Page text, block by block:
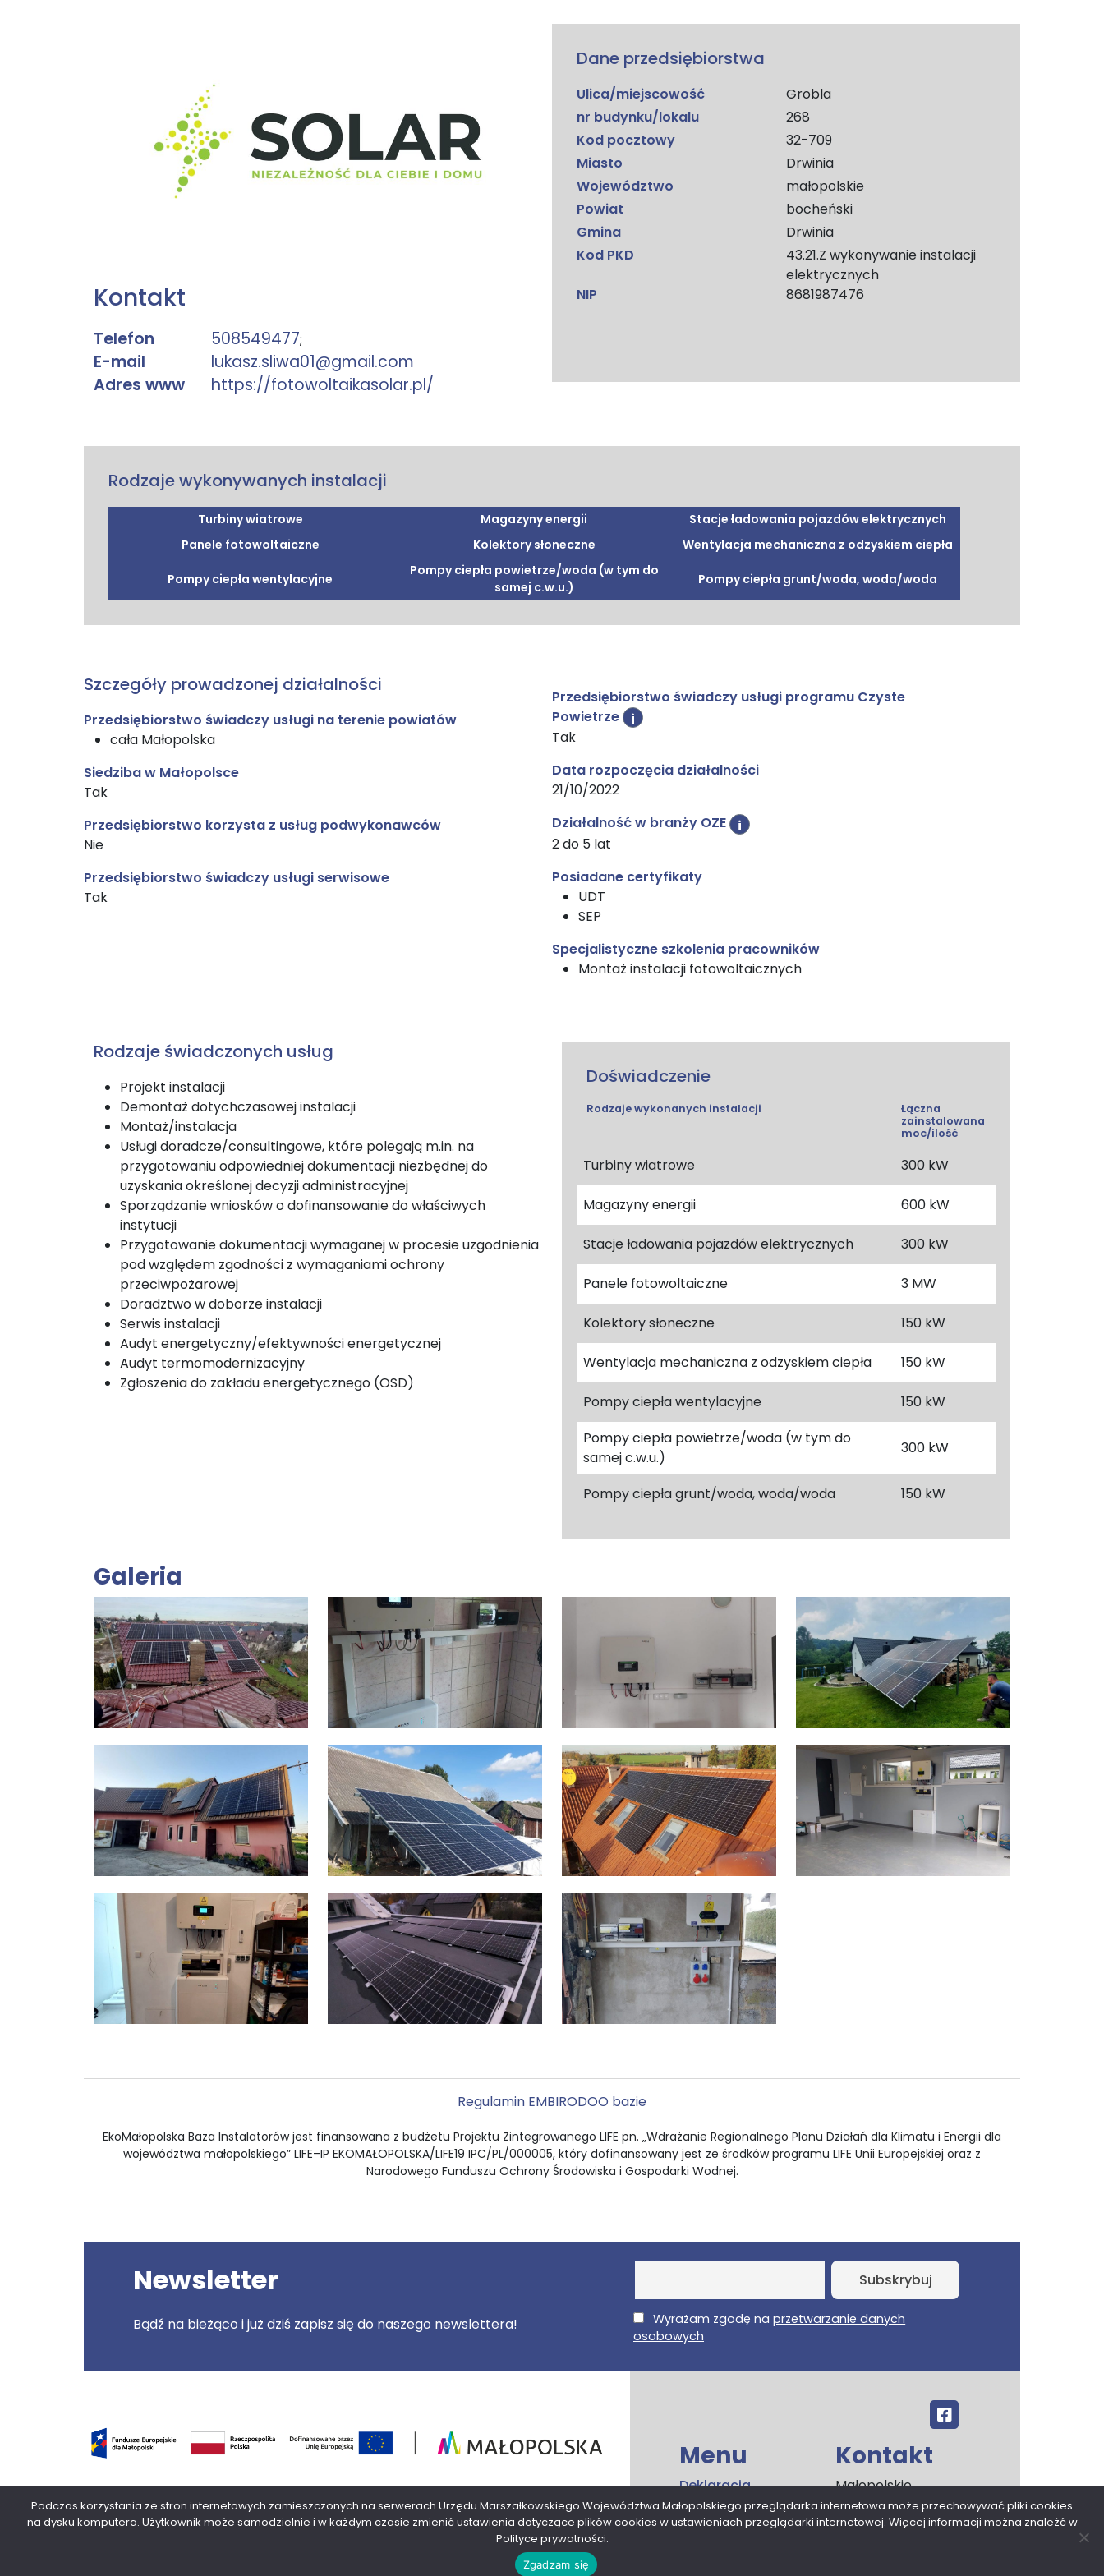
Kontakt
Telefon 508549477;
E-mail
lukasz.sliwa01@gmail.com
Adres www
https://fotowoltaikasolar.pl/
Dane przedsiębiorstwa
Ulica/miejscowość
Grobla
nr budynku/lokalu
268
Kod pocztowy
32-709
Miasto
Drwinia
Województwo
małopolskie
Powiat
bocheński
Gmina
Drwinia
Kod PKD
43.21.Z wykonywanie instalacji
elektrycznych
NIP
8681987476
Rodzaje wykonywanych instalacji
Turbiny wiatrowe Magazyny energii
Stacje ładowania pojazdów elektrycznych
Panele fotowoltaiczne
Kolektory słoneczne Wentylacja mechaniczna z odzyskiem ciepła
Pompy ciepła wentylacyjne
Pompy ciepła powietrze/woda (w tym do
samej c.w.u.)
Pompy ciepła grunt/woda, woda/woda
Szczegóły prowadzonej działalności
Przedsiębiorstwo świadczy usługi na terenie powiatów
cała Małopolska
Siedziba w Małopolsce
Tak
Przedsiębiorstwo korzysta z usług podwykonawców
Nie
Przedsiębiorstwo świadczy usługi serwisowe
Tak
Przedsiębiorstwo świadczy usługi programu Czyste
Powietrze
i
Tak
Data rozpoczęcia działalności
21/10/2022
Działalność w branży OZE
i
2 do 5 lat
Posiadane certyfikaty
UDT
SEP
Specjalistyczne szkolenia pracowników
Montaż instalacji fotowoltaicznych
Rodzaje świadczonych usług
Projekt instalacji
Demontaż dotychczasowej instalacji
Montaż/instalacja
Usługi doradcze/consultingowe, które polegają m.in. na
przygotowaniu odpowiedniej dokumentacji niezbędnej do
uzyskania określonej decyzji administracyjnej
Sporządzanie wniosków o dofinansowanie do właściwych
instytucji
Przygotowanie dokumentacji wymaganej w procesie uzgodnienia
pod względem zgodności z wymaganiami ochrony
przeciwpożarowej
Doradztwo w doborze instalacji
Serwis instalacji
Audyt energetyczny/efektywności energetycznej
Audyt termomodernizacyjny
Zgłoszenia do zakładu energetycznego (OSD)
Doświadczenie
Rodzaje wykonanych instalacji
Łączna
zainstalowana
moc/ilość
Turbiny wiatrowe 300 kW
Magazyny energii 600 kW
Stacje ładowania pojazdów elektrycznych 300 kW
Panele fotowoltaiczne 3 MW
Kolektory słoneczne 150 kW
Wentylacja mechaniczna z odzyskiem ciepła 150 kW
Pompy ciepła wentylacyjne
150 kW
Pompy ciepła powietrze/woda (w tym do
samej c.w.u.)
300 kW
Pompy ciepła grunt/woda, woda/woda 150 kW
Galeria
Regulamin EMBIRODOO bazie
EkoMałopolska Baza Instalatorów jest finansowana z budżetu Projektu Zintegrowanego LIFE pn. „Wdrażanie Regionalnego Planu Działań dla Klimatu i Energii dla
województwa małopolskiego” LIFE–IP EKOMAŁOPOLSKA/LIFE19 IPC/PL/000005, który dofinansowany jest ze środków programu LIFE Unii Europejskiej oraz z
Narodowego Funduszu Ochrony Środowiska i Gospodarki Wodnej.
Newsletter
Bądź na bieżąco i już dziś zapisz się do naszego newslettera!
E-MailWyrażam zgodę naprzetwarzanie danych
osobowych
Serwis dofinansowany przez Unię Europejską z programu Fundusze Europejskie dla Małopolski
2021-2027 oraz z budżetu Województwa Małopolskiego.
Menu
Deklaracja
dostępności
Przetwarzanie
Kontakt
Małopolskie
Centrum
Przedsiębiorczości
Podczas korzystania ze stron internetowych zamieszczonych na serwerach Urzędu Marszałkowskiego Województwa Małopolskiego przeglądarka internetowa może przechowywać pliki cookies
na dysku komputera. Użytkownik może samodzielnie i w każdym czasie zmienić ustawienia dotyczące plików cookies w ustawieniach przeglądarki internetowej. Więcej informacji można znaleźć w
Polityce prywatności.
Zgadzam się